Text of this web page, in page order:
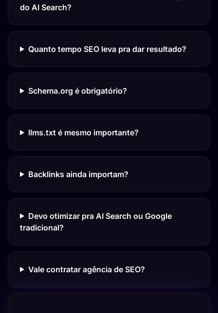
do AI Search?
Quanto tempo SEO leva pra dar resultado?
Schema.org é obrigatório?
llms.txt é mesmo importante?
Backlinks ainda importam?
Devo otimizar pra AI Search ou Google
tradicional?
Vale contratar agência de SEO?